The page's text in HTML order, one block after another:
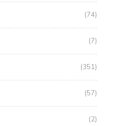
(74)
(7)
(351)
(57)
(2)